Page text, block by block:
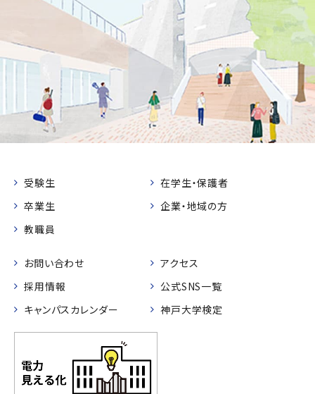
受験生
在学生・保護者
卒業生
企業・地域の方
教職員
お問い合わせ
アクセス
採用情報
公式SNS一覧
キャンパスカレンダー
神戸大学検定